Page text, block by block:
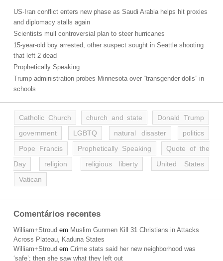
US-Iran conflict enters new phase as Saudi Arabia helps hit proxies
and diplomacy stalls again
Scientists mull controversial plan to steer hurricanes
15-year-old boy arrested, other suspect sought in Seattle shooting
that left 2 dead
Prophetically Speaking…
Trump administration probes Minnesota over “transgender dolls” in
schools
Catholic Church church and state
Donald Trump
government
LGBTQ natural disaster
politics
Pope Francis
Prophetically Speaking
Quote of the
Day
religion religious liberty
United States
Vatican
Comentários recentes
William+Stroud em Muslim Gunmen Kill 31 Christians in Attacks
Across Plateau, Kaduna States
William+Stroud em Crime stats said her new neighborhood was
‘safe’; then she saw what they left out